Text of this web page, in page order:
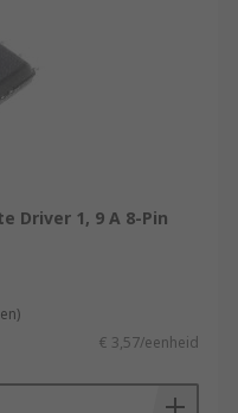
Driver 1, 9 A 8-Pin
€ 3,57/eenheid